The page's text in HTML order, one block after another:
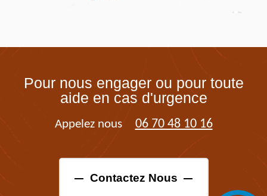
Pour nous engager ou pour toute
aide en cas d'urgence
Appelez nous 06 70 48 10 16
Contactez Nous